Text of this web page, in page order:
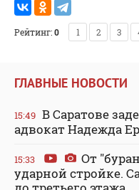
Рейтинг:0 1 2 3
ГЛАВНЫЕ НОВОСТИ
15:49 В Саратове
адвокат Надежда
15:33
От
ударной стройке.